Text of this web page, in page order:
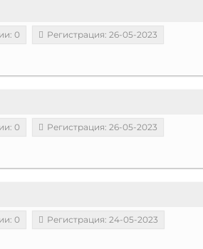
0 Регистрация: 26-05-2023
0 Регистрация: 26-05-2023
0 Регистрация: 24-05-2023